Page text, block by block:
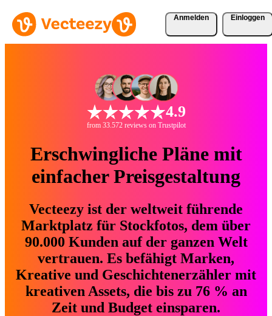
Anmelden Einloggen
4.9
from 33.572 reviews on Trustpilot
Erschwingliche Pläne mit
einfacher Preisgestaltung
Vecteezy ist der weltweit führende
Marktplatz für Stockfotos, dem über
90.000 Kunden auf der ganzen Welt
vertrauen. Es befähigt Marken,
Kreative und Geschichtenerzähler mit
kreativen Assets, die bis zu 76 % an
Zeit und Budget einsparen.